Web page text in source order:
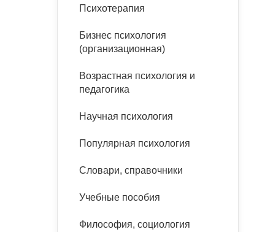
панические атаки
Психодрама
Сказкотерапия
психотерапии
Классический, эриксоновский
эргономика
Социальная психология
Психология развития
организационная психология
психоанализ
Психотерапия
Бизнес психология
(организационная)
Возрастная психология и
педагогика
Научная психология
Популярная психология
Словари, справочники
Учебные пособия
Философия, социология